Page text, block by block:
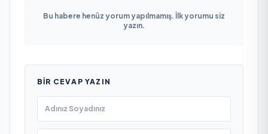
Bu habere henüz yorum yapılmamış. İlk yorumu siz
yazın.
BIR CEVAP YAZIN